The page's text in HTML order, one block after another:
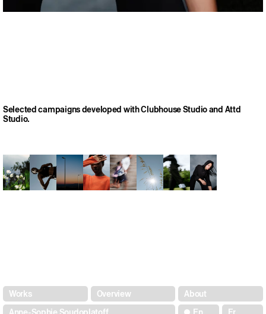
Works Overview
About
Selected campaigns developed with Clubhouse Studio and Attd
Studio.
Anne-Sophie Soudoplatoff
Anne-Sophie Soudoplatoff
Anne-Sophie Soudoplatoff
Anne-Sophie Soudoplatoff
Anne-Sophie Soudoplatoff
Anne-Sophie Soudoplatoff
Anne-Sophie Soudoplatoff
Anne-Sophie